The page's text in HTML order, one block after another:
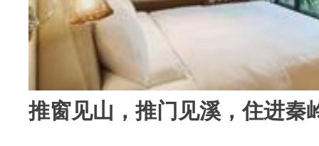
推窗见山，推门见溪，住进秦